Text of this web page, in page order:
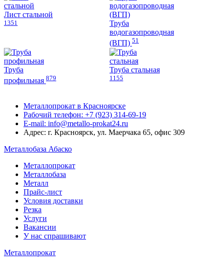
Лист стальной
1351
Труба
водогазопроводная
(ВГП) 51
Труба
профильная 879
Труба стальная
1155
Металлопрокат в Красноярске
Рабочий телефон: +7 (923) 314-69-19
E-mail: info@metallo-prokat24.ru
Адрес: г. Красноярск, ул. Маерчака 65, офис 309
Металлобаза Абаско
Металлопрокат
Металлобаза
Металл
Прайс-лист
Условия доставки
Резка
Услуги
Вакансии
У нас спрашивают
Металлопрокат